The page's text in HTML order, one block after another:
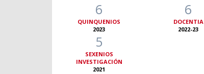
6
QUINQUENIOS
2023
6
DOCENTIA
2022-23
5
SEXENIOS
INVESTIGACIÓN
2021